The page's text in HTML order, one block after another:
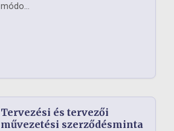
módo...
Tervezési és tervezői
művezetési szerződésminta